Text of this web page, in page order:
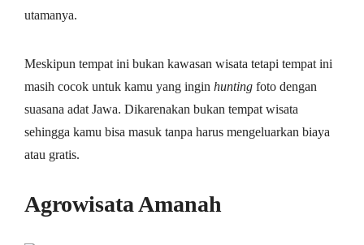
utamanya.
Meskipun tempat ini bukan kawasan wisata tetapi tempat ini
masih cocok untuk kamu yang ingin hunting foto dengan
suasana adat Jawa. Dikarenakan bukan tempat wisata
sehingga kamu bisa masuk tanpa harus mengeluarkan biaya
atau gratis.
Agrowisata Amanah